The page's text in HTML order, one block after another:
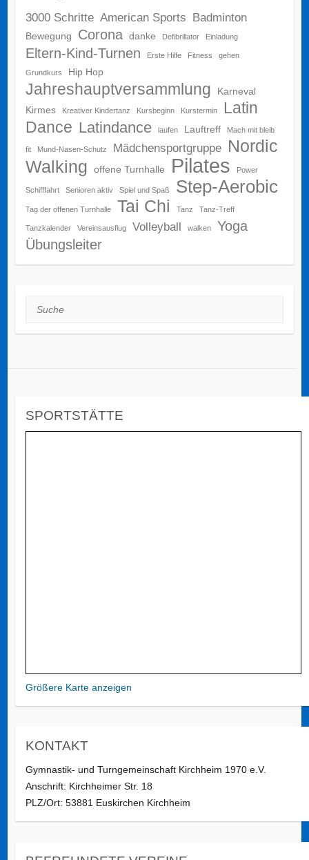
3000 Schritte American Sports Badminton
Bewegung Corona danke Defibrillator Einladung
Eltern-Kind-Turnen Erste Hilfe Fitness gehen
Grundkurs Hip Hop
Jahreshauptversammlung
Karneval
Kirmes
Kreativer Kindertanz Kursbeginn Kurstermin
Latin
Dance Latindance laufen Lauftreff Mach mit bleib
fit Mund-Nasen-Schutz Mädchensportgruppe Nordic
Walking
offene Turnhalle Pilates Power
Schifffahrt Senioren aktiv Spiel und Spaß Step-Aerobic
Tag der offenen Turnhalle Tai Chi Tanz Tanz-Treff
Tanzkalender Vereinsausflug Volleyball walken
Yoga
Übungsleiter
Suche
SPORTSTÄTTE
Größere Karte anzeigen
KONTAKT
Gymnastik- und Turngemeinschaft Kirchheim 1970 e.V.
Anschrift: Kirchheimer Str. 18
PLZ/Ort: 53881 Euskirchen Kirchheim